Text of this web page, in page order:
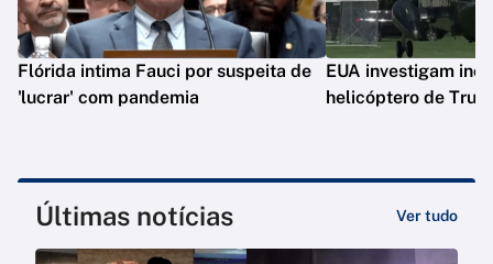
Flórida intima Fauci por suspeita de
'lucrar' com pandemia
EUA investigam
helicóptero de
Últimas notícias Ver tudo